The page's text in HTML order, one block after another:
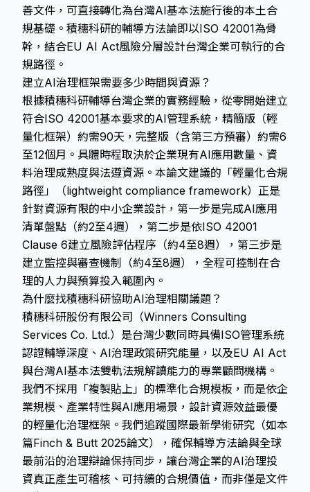
善文件，可直接轉化為台灣AI基本法施行後的本土合
規基礎。積穗科研的輔導方法論即以ISO 42001為骨
幹，結合EU AI Act風險分層設計台灣企業可執行的合
規路徑。
建立AI治理框架需要多少時間與資源？
根據積穗科研輔導台灣企業的實務經驗，從零開始建立
符合ISO 42001基本要求的AI管理系統，精簡版（輕
量化框架）約需90天，完整版（含第三方預審）約需6
至12個月。具體時程取決於企業現有AI應用數量、資
料治理成熟度與法遵資源。本論文建議的「輕量化合規
路徑」（lightweight compliance framework）正是
針對資源有限的中小企業設計，第一步是完成AI應用
清單盤點（約2至4週），第二步是依ISO 42001
Clause 6建立風險評估程序（約4至8週），第三步是
建立監控與審查機制（約4至8週），全程可控制在合
理的人力與預算投入範圍內。
為什麼找積穗科研協助AI治理相關議題？
積穗科研股份有限公司（Winners Consulting
Services Co. Ltd.）是台灣少數同時具備ISO管理系統
認證輔導深度、AI治理政策研究能量，以及EU AI Act
與台灣AI基本法雙軌法規解讀能力的專業顧問機構。
我們不採用「複製貼上」的標準化合規模板，而是依企
業規模、產業特性與AI應用場景，設計資源效益最優
的輕量化治理框架。我們追蹤國際最新學術研究（如本
篇Finch & Butt 2025論文），確保輔導方法論與全球
最前沿的治理辯論保持同步，讓台灣企業的AI治理投
資真正產生可稽核、可持續的合規價值，而非僅是文件